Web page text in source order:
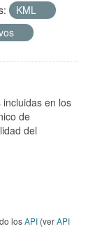
KML
en los
de
del
losAPI (verAPI